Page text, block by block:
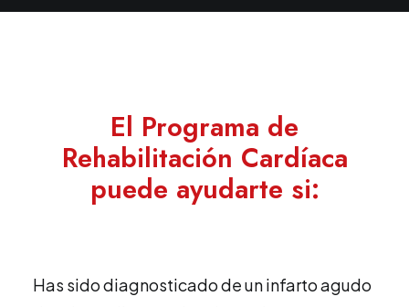
El Programa de
Rehabilitación Cardíaca
puede ayudarte si:
Has sido diagnosticado de un infarto agudo